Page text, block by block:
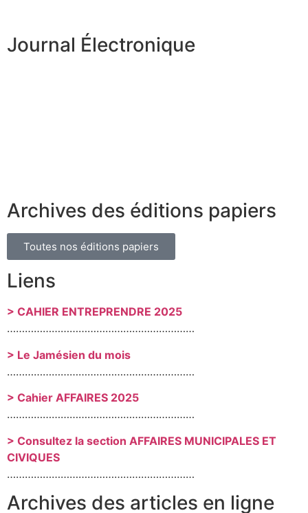
Journal Électronique
Archives des éditions papiers
Toutes nos éditions papiers
Liens
> CAHIER ENTREPRENDRE 2025
………………………………………………………
> Le Jamésien du mois
………………………………………………………
> Cahier AFFAIRES 2025
………………………………………………………
> Consultez la section AFFAIRES MUNICIPALES ET
CIVIQUES
………………………………………………………
Archives des articles en ligne